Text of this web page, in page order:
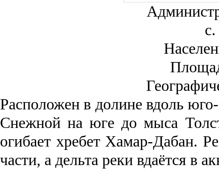
Рас­положен в долине вдоль
Снежной на юге до мыса
огибает хребет Хамар-Дабан.
части, а дельта реки вда­ётся в